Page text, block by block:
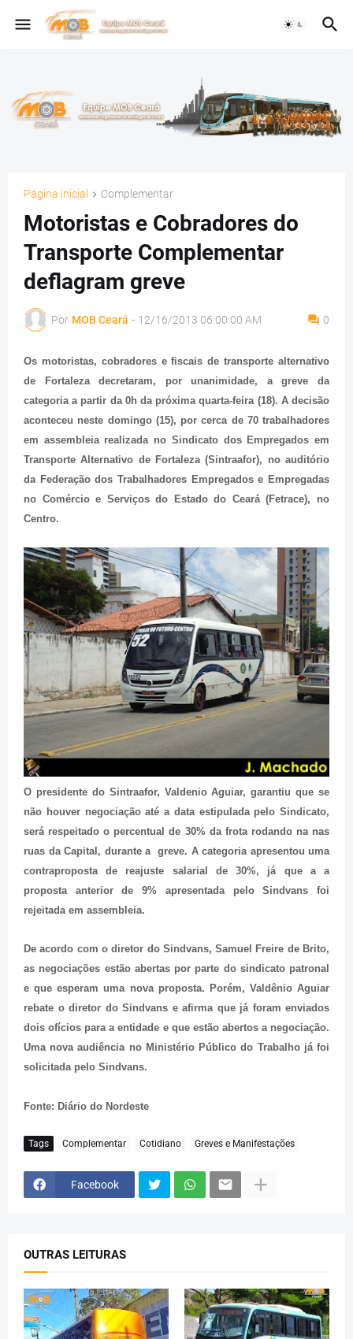
Página inicial Complementar
Motoristas e Cobradores do
Transporte Complementar
deflagram greve
Por MOB Ceará - 12/16/2013 06:00:00 AM 0
Os motoristas, cobradores e fiscais de transporte alternativo
de Fortaleza decretaram, por unanimidade, a greve da
categoria a partir da 0h da próxima quarta-feira (18). A decisão
aconteceu neste domingo (15), por cerca de 70 trabalhadores
em assembleia realizada no Sindicato dos Empregados em
Transporte Alternativo de Fortaleza (Sintraafor), no auditório
da Federação dos Trabalhadores Empregados e Empregadas
no Comércio e Serviços do Estado do Ceará (Fetrace), no
Centro.
O presidente do Sintraafor, Valdenio Aguiar, garantiu que se
não houver negociação até a data estipulada pelo Sindicato,
será respeitado o percentual de 30% da frota rodando na nas
ruas da Capital, durante a greve. A categoria apresentou uma
contraproposta de reajuste salarial de 30%, já que a a
proposta anterior de 9% apresentada pelo Sindvans foi
rejeitada em assembleia.
De acordo com o diretor do Sindvans, Samuel Freire de Brito,
as negociações estão abertas por parte do sindicato patronal
e que esperam uma nova proposta. Porém, Valdênio Aguiar
rebate o diretor do Sindvans e afirma que já foram enviados
dois ofícios para a entidade e que estão abertos a negociação.
Uma nova audiência no Ministério Público do Trabalho já foi
solicitada pelo Sindvans.
Fonte: Diário do Nordeste
Tags Complementar Cotidiano Greves e Manifestações
Facebook
OUTRAS LEITURAS